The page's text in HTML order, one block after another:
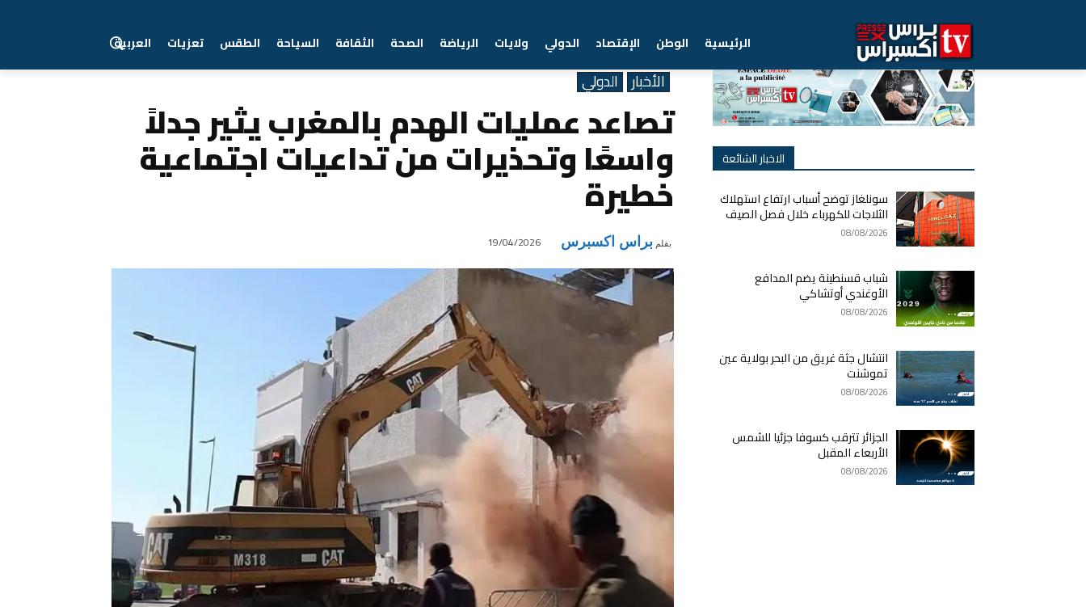
الرئيسية الوطن الإقتصاد الدولي ولايات الرياضة الصحة الثقافة السياحة الطقس تعزيات العربية
Home الأخبار تصاعد عمليات الهدم بالمغرب يثير جدلاً واسعًا وتحذيرات من تداعيات اجتماعية خطيرة
الأخبار الدولي
تصاعد عمليات الهدم بالمغرب يثير جدلاً
واسعًا وتحذيرات من تداعيات اجتماعية
خطيرة
بقلم براس اكسبرس 19/04/2026
الاخبار الشائعة
سونلغاز توضح أسباب ارتفاع استهلاك
الثلاجات للكهرباء خلال فصل الصيف
08/08/2026
شباب قسنطينة يضم المدافع
الأوغندي أوتشاكي
08/08/2026
انتشال جثة غريق من البحر بولاية عين
تموشنت
08/08/2026
الجزائر تترقب كسوفا جزئيا للشمس
الأربعاء المقبل
08/08/2026